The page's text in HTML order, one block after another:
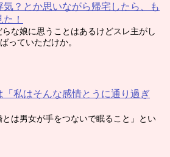
？とか思いながら帰宅したら、も
！
な娘に思うことはあるけどスレ主がし
っていただけか。
「私はそんな感情とうに通り過ぎ
は男女が手をつないで眠ること」とい